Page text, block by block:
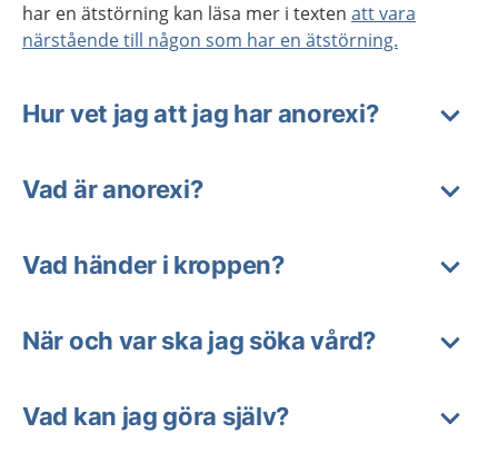
har en ätstörning kan läsa mer i texten att vara
närstående till någon som har en ätstörning.
Hur vet jag att jag har anorexi?
Vad är anorexi?
Vad händer i kroppen?
När och var ska jag söka vård?
Vad kan jag göra själv?